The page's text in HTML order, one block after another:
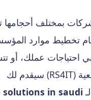
بمختلف
تخطيط موارد
احتياجات عملك، أو
، فهذا الدليل الشامل من شركة الحلول الواقعية (RS4IT) سيقدم لك
solutions in saudi